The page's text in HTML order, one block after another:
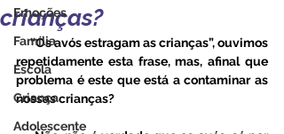
Emoções
Família
Escola
Criança
Adolescente
crianças?
     “Os avós estragam as crianças”, ouvimos
repetidamente esta frase, mas, afinal que
problema é este que está a contaminar as
nossas crianças?